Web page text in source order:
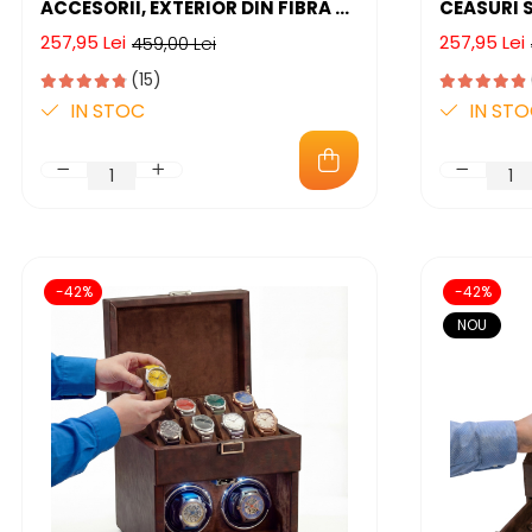
ACCESORII, EXTERIOR DIN FIBRA DE
GEAM TRANSPARENT DIN ACRIL,
35X21X14CM, NEGRU
459,00 Lei
257,95 Lei
(15)
IN STOC
CEASURI
DE
DIN
257,95 Lei
IN
-42%
-42%
NOU